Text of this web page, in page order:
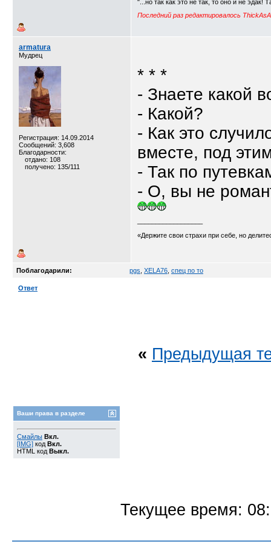
"...но так как это не так, то оно и не эдак!
Последний раз редактировалось
armatura
Мудрец
Регистрация: 14.09.2014
Сообщений: 3,608
Благодарности:
отдано: 108
получено: 135/111
* * *
- Знаете какой
- Какой?
- Как это
вместе, под
- Так по
- О, вы не
«Держите свои страхи при себе, но
Поблагодарили: pgs XELA76 спец по то
Ответ
« Предыдущая
Ваши права в разделе
Смайлы Вкл.
[IMG] код Вкл.
HTML код Выкл.
Текущее время: